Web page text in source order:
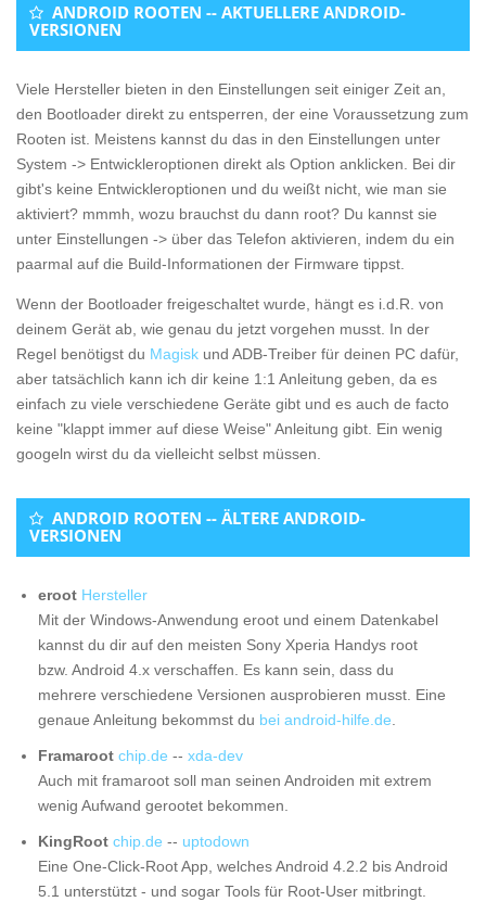
ANDROID ROOTEN -- AKTUELLERE ANDROID-
VERSIONEN
Viele Hersteller bieten in den Einstellungen seit einiger Zeit an,
den Bootloader direkt zu entsperren, der eine Voraussetzung zum
Rooten ist. Meistens kannst du das in den Einstellungen unter
System -> Entwickleroptionen direkt als Option anklicken. Bei dir
gibt's keine Entwickleroptionen und du weißt nicht, wie man sie
aktiviert? mmmh, wozu brauchst du dann root? Du kannst sie
unter Einstellungen -> über das Telefon aktivieren, indem du ein
paarmal auf die Build-Informationen der Firmware tippst.
Wenn der Bootloader freigeschaltet wurde, hängt es i.d.R. von
deinem Gerät ab, wie genau du jetzt vorgehen musst. In der
Regel benötigst du Magisk und ADB-Treiber für deinen PC dafür,
aber tatsächlich kann ich dir keine 1:1 Anleitung geben, da es
einfach zu viele verschiedene Geräte gibt und es auch de facto
keine "klappt immer auf diese Weise" Anleitung gibt. Ein wenig
googeln wirst du da vielleicht selbst müssen.
ANDROID ROOTEN -- ÄLTERE ANDROID-
VERSIONEN
eroot Hersteller
Mit der Windows-Anwendung eroot und einem Datenkabel
kannst du dir auf den meisten Sony Xperia Handys root
bzw. Android 4.x verschaffen. Es kann sein, dass du
mehrere verschiedene Versionen ausprobieren musst. Eine
genaue Anleitung bekommst du bei android-hilfe.de
Framaroot chip.de -- xda-dev
Auch mit framaroot soll man seinen Androiden mit extrem
wenig Aufwand gerootet bekommen.
KingRoot chip.de -- uptodown
Eine One-Click-Root App, welches Android 4.2.2 bis Android
5.1 unterstützt - und sogar Tools für Root-User mitbringt.